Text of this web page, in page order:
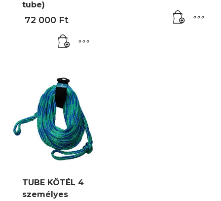
tube)
72 000 Ft
900 Ft.
TUBE KÖTÉL 4
személyes